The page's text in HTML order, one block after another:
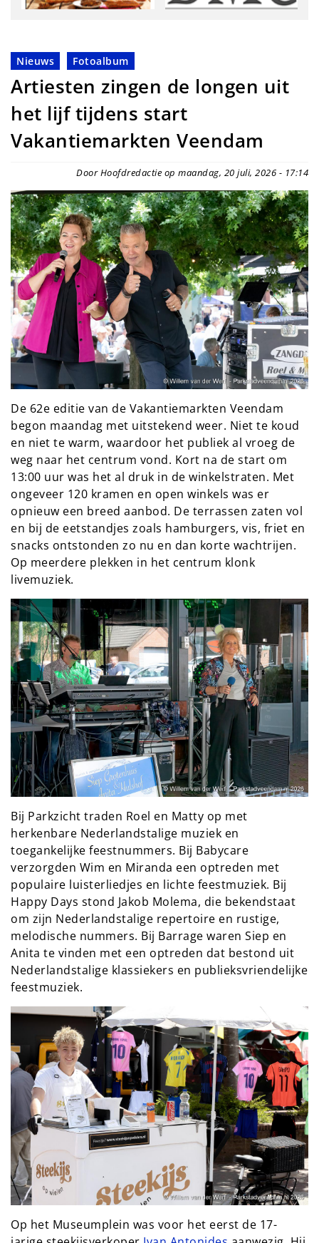
Nieuws Fotoalbum
Artiesten zingen de longen uit
het lijf tijdens start
Vakantiemarkten Veendam
Door Hoofdredactie op maandag, 20 juli, 2026 - 17:14
De 62e editie van de Vakantiemarkten Veendam
begon maandag met uitstekend weer. Niet te koud
en niet te warm, waardoor het publiek al vroeg de
weg naar het centrum vond. Kort na de start om
13:00 uur was het al druk in de winkelstraten. Met
ongeveer 120 kramen en open winkels was er
opnieuw een breed aanbod. De terrassen zaten vol
en bij de eetstandjes zoals hamburgers, vis, friet en
snacks ontstonden zo nu en dan korte wachtrijen.
Op meerdere plekken in het centrum klonk
livemuziek.
Bij Parkzicht traden Roel en Matty op met
herkenbare Nederlandstalige muziek en
toegankelijke feestnummers. Bij Babycare
verzorgden Wim en Miranda een optreden met
populaire luisterliedjes en lichte feestmuziek. Bij
Happy Days stond Jakob Molema, die bekendstaat
om zijn Nederlandstalige repertoire en rustige,
melodische nummers. Bij Barrage waren Siep en
Anita te vinden met een optreden dat bestond uit
Nederlandstalige klassiekers en publieksvriendelijke
feestmuziek.
Op het Museumplein was voor het eerst de 17-